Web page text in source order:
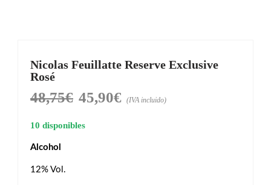
Nicolas Feuillatte Reserve Exclusive
Rosé
48,75€ El
45,90€ El(IVA incluido)
10 disponibles
Alcohol
12% Vol.